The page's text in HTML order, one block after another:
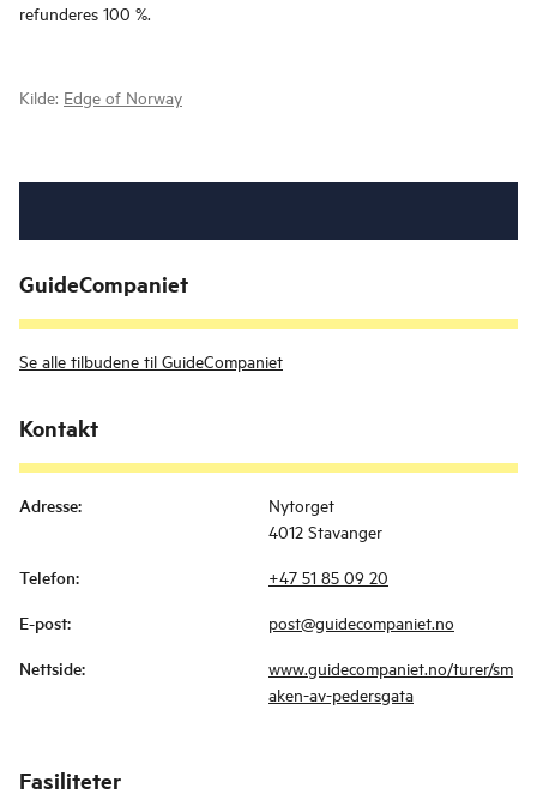
refunderes 100 %.
Kilde: Edge of Norway
GuideCompaniet
Se alle tilbudene til GuideCompaniet
Kontakt
Adresse:
Nytorget
4012 Stavanger
Telefon: +47 51 85 09 20
E-post: post@guidecompaniet.no
Nettside:
www.guidecompaniet.no/turer/sm
aken-av-pedersgata
Fasiliteter